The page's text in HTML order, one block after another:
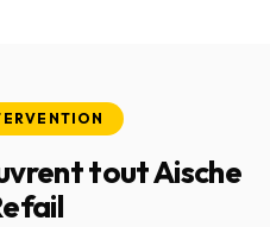
tout Aische